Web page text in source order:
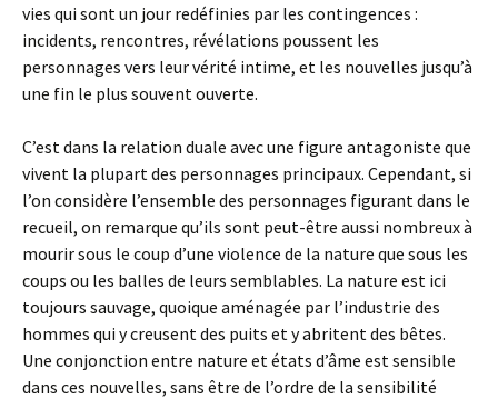
vies qui sont un jour redéfinies par les contingences :
incidents, rencontres, révélations poussent les
personnages vers leur vérité intime, et les nouvelles jusqu’à
une fin le plus souvent ouverte.
C’est dans la relation duale avec une figure antagoniste que
vivent la plupart des personnages principaux. Cependant, si
l’on considère l’ensemble des personnages figurant dans le
recueil, on remarque qu’ils sont peut-être aussi nombreux à
mourir sous le coup d’une violence de la nature que sous les
coups ou les balles de leurs semblables. La nature est ici
toujours sauvage, quoique aménagée par l’industrie des
hommes qui y creusent des puits et y abritent des bêtes.
Une conjonction entre nature et états d’âme est sensible
dans ces nouvelles, sans être de l’ordre de la sensibilité